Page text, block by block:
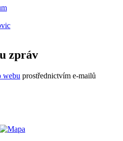
zpráv
webu prostřednictvím e-mailů